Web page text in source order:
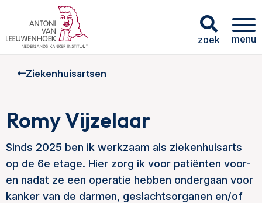
zoek menu
Ziekenhuisartsen
Romy Vijzelaar
Sinds 2025 ben ik werkzaam als ziekenhuisarts
op de 6e etage. Hier zorg ik voor patiënten voor-
en nadat ze een operatie hebben ondergaan voor
kanker van de darmen, geslachtsorganen en/of